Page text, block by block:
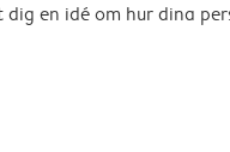
en idé om hur dina